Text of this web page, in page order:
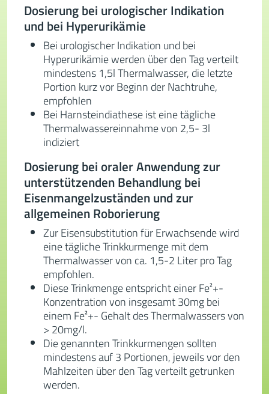
Dosierung bei urologischer Indikation
und bei Hyperurikämie
Bei urologischer Indikation und bei
Hyperurikämie werden über den Tag verteilt
mindestens 1,5l Thermalwasser, die letzte
Portion kurz vor Beginn der Nachtruhe,
empfohlen
Bei Harnsteindiathese ist eine tägliche
Thermalwassereinnahme von 2,5- 3l
indiziert
Dosierung bei oraler Anwendung zur
unterstützenden Behandlung bei
Eisenmangelzuständen und zur
allgemeinen Roborierung
Zur Eisensubstitution für Erwachsende wird
eine tägliche Trinkkurmenge mit dem
Thermalwasser von ca. 1,5-2 Liter pro Tag
empfohlen.
Diese Trinkmenge entspricht einer Fe²+-
Konzentration von insgesamt 30mg bei
einem Fe²+- Gehalt des Thermalwassers von
> 20mg/l.
Die genannten Trinkkurmengen sollten
mindestens auf 3 Portionen, jeweils vor den
Mahlzeiten über den Tag verteilt getrunken
werden.